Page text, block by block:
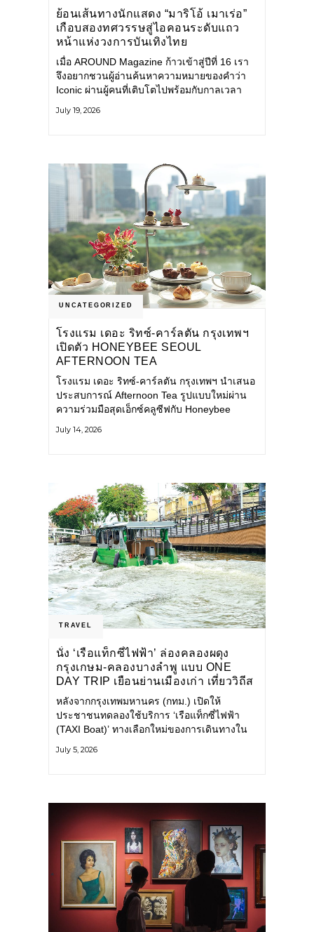
ย้อนเส้นทางนักแสดง “มาริโอ้ เมาเร่อ”
เกือบสองทศวรรษสู่ไอคอนระดับแถว
หน้าแห่งวงการบันเทิงไทย
เมื่อ AROUND Magazine ก้าวเข้าสู่ปีที่ 16 เรา
จึงอยากชวนผู้อ่านค้นหาความหมายของคำว่า
Iconic ผ่านผู้คนที่เติบโตไปพร้อมกับกาลเวลา
คือ มาริโอ้ เมาเร่อ
July 19, 2026
UNCATEGORIZED
โรงแรม เดอะ ริทซ์-คาร์ลตัน กรุงเทพฯ
เปิดตัว HONEYBEE SEOUL
AFTERNOON TEA
COLLABORATION ณ คาเลโอ
(CALEŌ) ชวนสัมผัสเสน่ห์ของขนม
หวานร่วมสมัยจากกรุงโซล
โรงแรม เดอะ ริทซ์-คาร์ลตัน กรุงเทพฯ นำเสนอ
ประสบการณ์ Afternoon Tea รูปแบบใหม่ผ่าน
ความร่วมมือสุดเอ็กซ์คลูซีฟกับ Honeybee
ดังจากกรุงโซล นำโดยเชฟอึนจอง
July 14, 2026
TRAVEL
นั่ง ‘เรือแท็กซี่ไฟฟ้า’ ล่องคลองผดุง
กรุงเกษม-คลองบางลำพู แบบ ONE
DAY TRIP เยือนย่านเมืองเก่า เที่ยววิถีส
โลว์ไลฟ์แบบรักษ์โลก
หลังจากกรุงเทพมหานคร (กทม.) เปิดให้
ประชาชนทดลองใช้บริการ ‘เรือแท็กซี่ไฟฟ้า
(TAXI Boat)’ ทางเลือกใหม่ของการเดินทางใน
แวดล้อม ผ่านแอปพลิเคชัน MuvMi (มูฟมี)
July 5, 2026